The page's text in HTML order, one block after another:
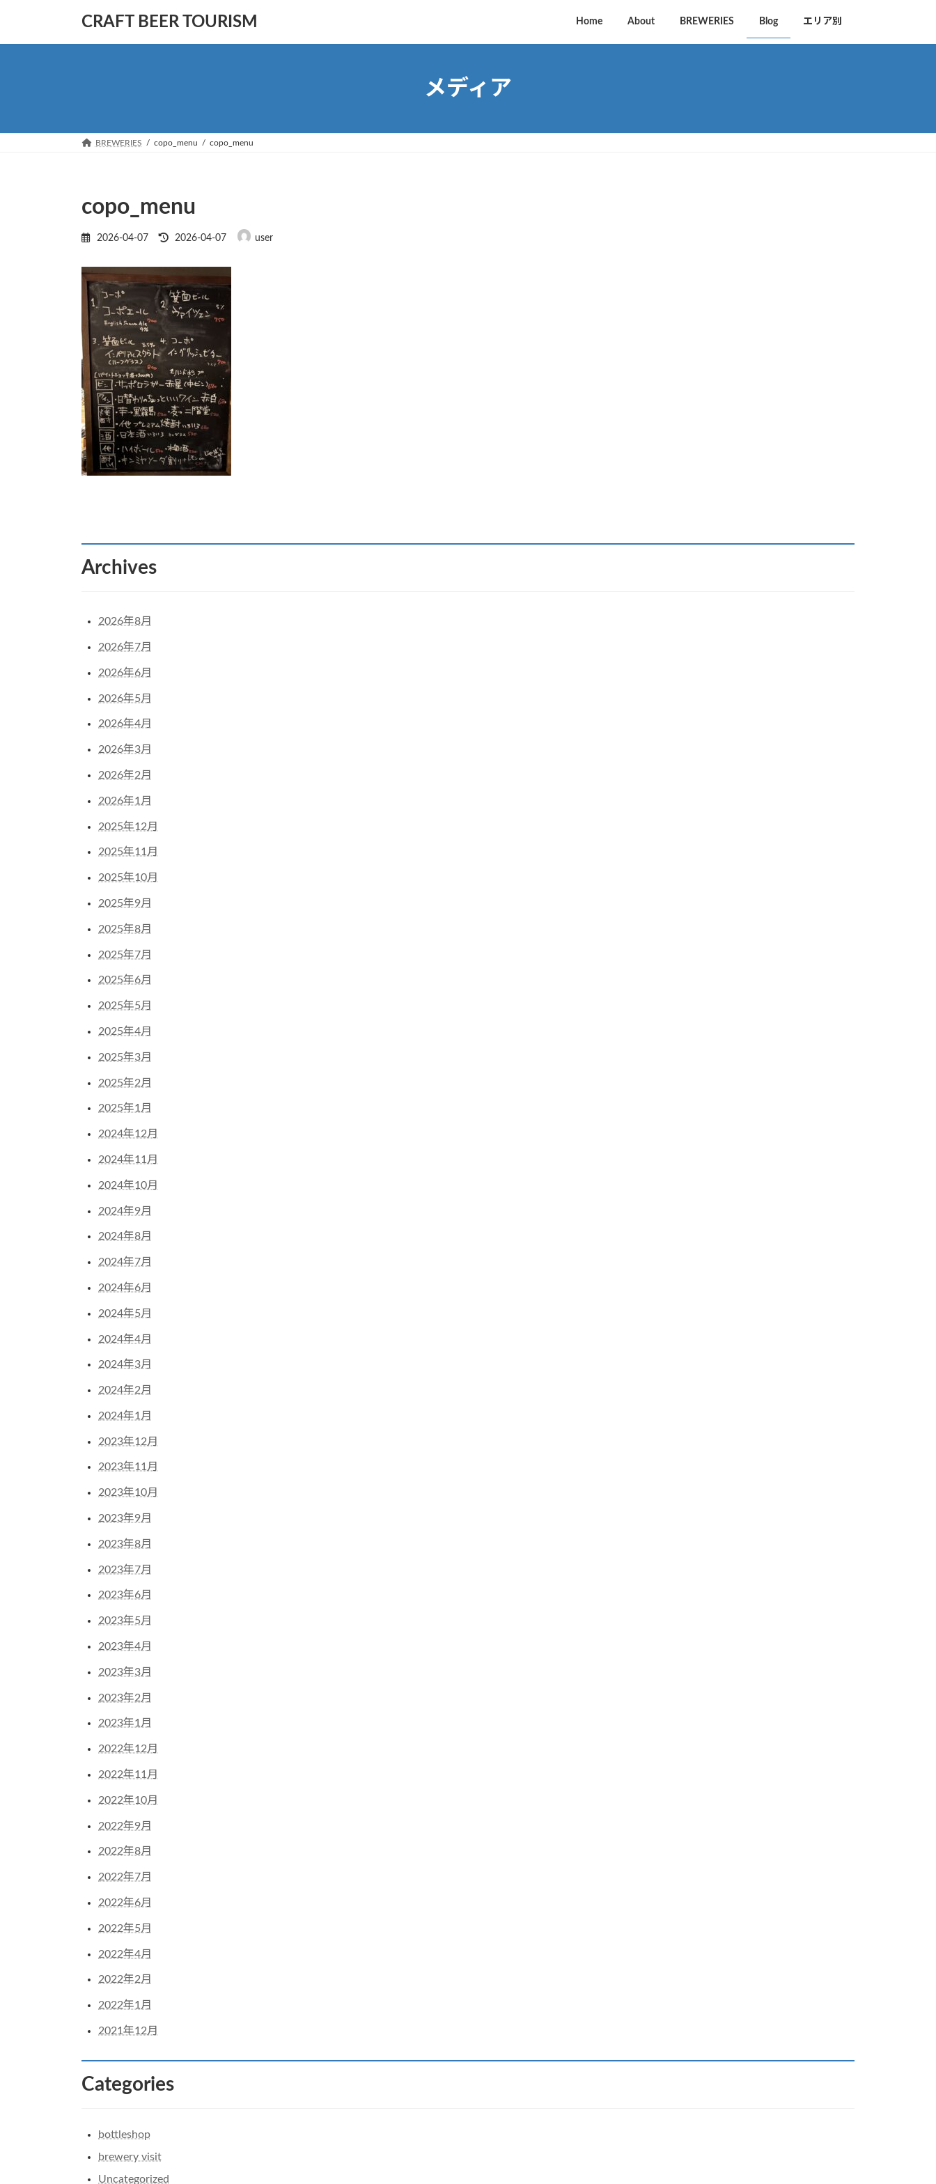
テ
ゲ
CRAFT BEER TOURISM Home About BREWERIES Blog エリア別
メディア
BREWERIES copo_menu copo_menu
copo_menu
2026-04-07
最
日
時
:
2026-04-07 user
Archives
2026年8月
2026年7月
2026年6月
2026年5月
2026年4月
2026年3月
2026年2月
2026年1月
2025年12月
2025年11月
2025年10月
2025年9月
2025年8月
2025年7月
2025年6月
2025年5月
2025年4月
2025年3月
2025年2月
2025年1月
2024年12月
2024年11月
2024年10月
2024年9月
2024年8月
2024年7月
2024年6月
2024年5月
2024年4月
2024年3月
2024年2月
2024年1月
2023年12月
2023年11月
2023年10月
2023年9月
2023年8月
2023年7月
2023年6月
2023年5月
2023年4月
2023年3月
2023年2月
2023年1月
2022年12月
2022年11月
2022年10月
2022年9月
2022年8月
2022年7月
2022年6月
2022年5月
2022年4月
2022年2月
2022年1月
2021年12月
Categories
bottleshop
brewery visit
Uncategorized